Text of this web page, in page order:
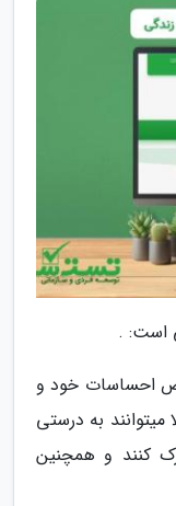
است: .
احساسات خود و
به درستی
کنند و همچنین